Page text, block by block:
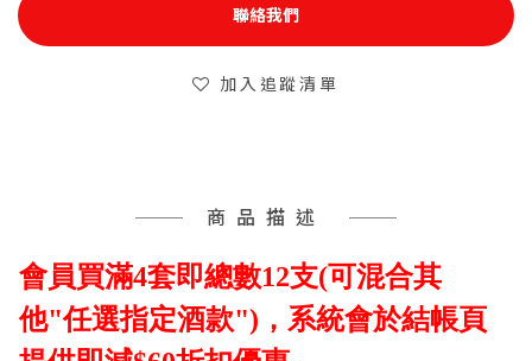
聯絡我們
加入追蹤清單
商品描述
會員買滿4套即總數12支(可混合其
他"任選指定酒款")，系統會於結帳頁